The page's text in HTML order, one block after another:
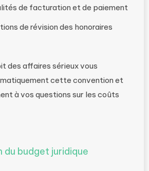
de facturation et de paiement
de révision des honoraires
des affaires sérieux vous
cette convention et
à vos questions sur les coûts
du budget juridique